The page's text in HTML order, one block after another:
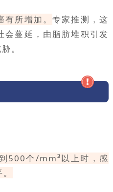
有所增加。专家推测，这
会蔓延，由脂肪堆积引发
。
500个/mm³以上时，感